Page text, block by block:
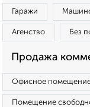
Гаражи
Агенство Без
Продажа
Офисное
Помещение